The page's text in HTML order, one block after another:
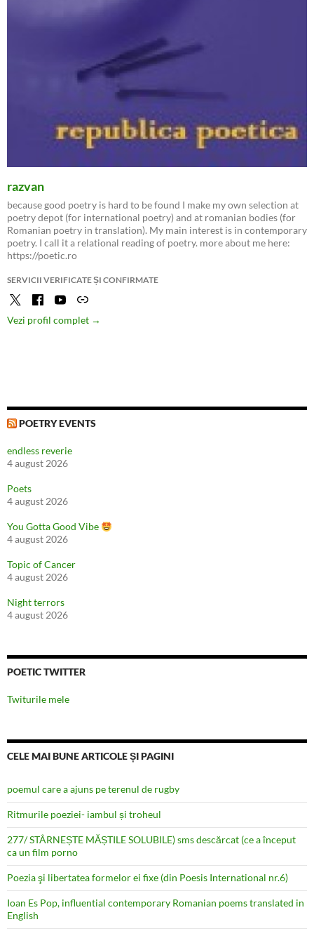
razvan
because good poetry is hard to be found I make my own selection at
poetry depot (for international poetry) and at romanian bodies (for
Romanian poetry in translation). My main interest is in contemporary
poetry. I call it a relational reading of poetry. more about me here:
https://poetic.ro
SERVICII VERIFICATE ȘI CONFIRMATE
Vezi profil complet →
POETRY EVENTS
endless reverie
4 august 2026
Poets
4 august 2026
You Gotta Good Vibe
4 august 2026
Topic of Cancer
4 august 2026
Night terrors
4 august 2026
POETIC TWITTER
Twiturile mele
CELE MAI BUNE ARTICOLE ȘI PAGINI
poemul care a ajuns pe terenul de rugby
Ritmurile poeziei- iambul și troheul
277/ STÂRNEȘTE MĂȘTILE SOLUBILE) sms descărcat (ce a început
ca un film porno
Poezia şi libertatea formelor ei fixe (din Poesis International nr.6)
Ioan Es Pop, influential contemporary Romanian poems translated in
English